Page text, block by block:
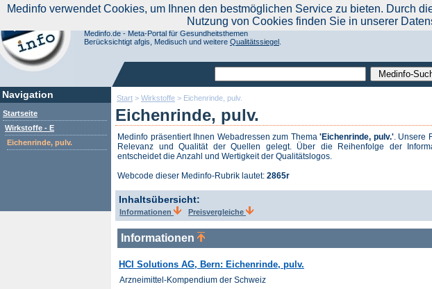
Start > Wirkstoffe > Eichenrinde, pulv.
Eichenrinde, pulv.
Medinfo präsentiert Ihnen Webadressen zum Thema 'Eichenrinde, pulv.'. Unsere
Relevanz und Qualität der Quellen gelegt. Über die Reihenfolge der
entscheidet die Anzahl und Wertigkeit der Qualitätslogos.
Webcode dieser Medinfo-Rubrik lautet: 2865r
Inhaltsübersicht:
Informationen Preisvergleiche
Informationen
HCI Solutions AG, Bern: Eichenrinde, pulv.
Arzneimittel-Kompendium der Schweiz
Navigation
Startseite
Wirkstoffe - E
Eichenrinde, pulv.
Aktuelle Nachrichten|Nachrichtentrend | werben auf Medinfo|
Suchen Sie noch oder Finden Sie schon?
Medinfo.de - Meta-Portal für Gesundheitsthemen
Berücksichtigt afgis, Medisuch und weitere Qualitätssiegel
Medinfo verwendet Cookies, um Ihnen den bestmöglichen Service zu bieten. Durch
Nutzung von Cookies finden Sie in unserer